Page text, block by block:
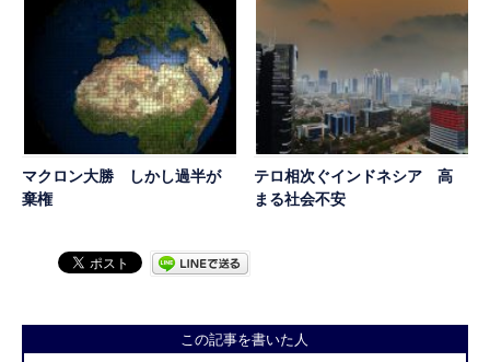
マクロン大勝 しかし過半が
棄権
テロ相次ぐインドネシア 高
まる社会不安
この記事を書いた人